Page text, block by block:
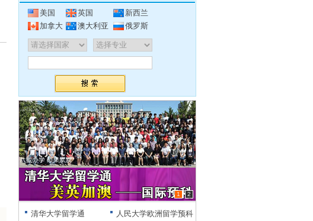
美国 英国
新西兰
加拿大
澳大利亚 俄罗斯
1 2
清华大学留学通
人民大学欧洲留学预科